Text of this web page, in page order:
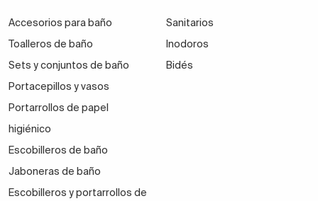
Accesorios para baño
Toalleros de baño
Sets y conjuntos de baño
Portacepillos y vasos
Portarrollos de papel
higiénico
Escobilleros de baño
Jaboneras de baño
Escobilleros y portarrollos de
Sanitarios
Inodoros
Bidés